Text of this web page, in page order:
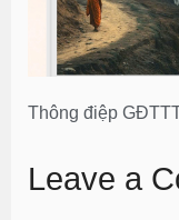
Thông điệp
Leave a